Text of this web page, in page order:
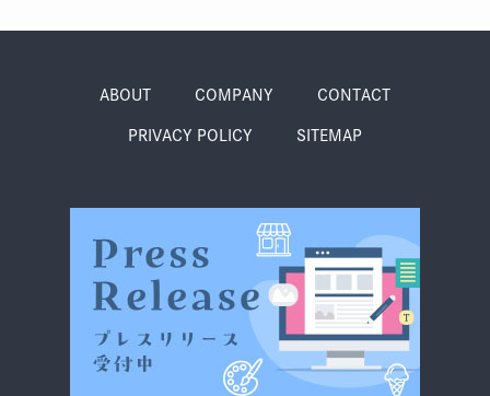
ABOUT COMPANY CONTACT
PRIVACY POLICY SITEMAP